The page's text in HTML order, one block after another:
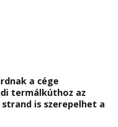
a cége
termálkúthoz az
is szerepelhet a